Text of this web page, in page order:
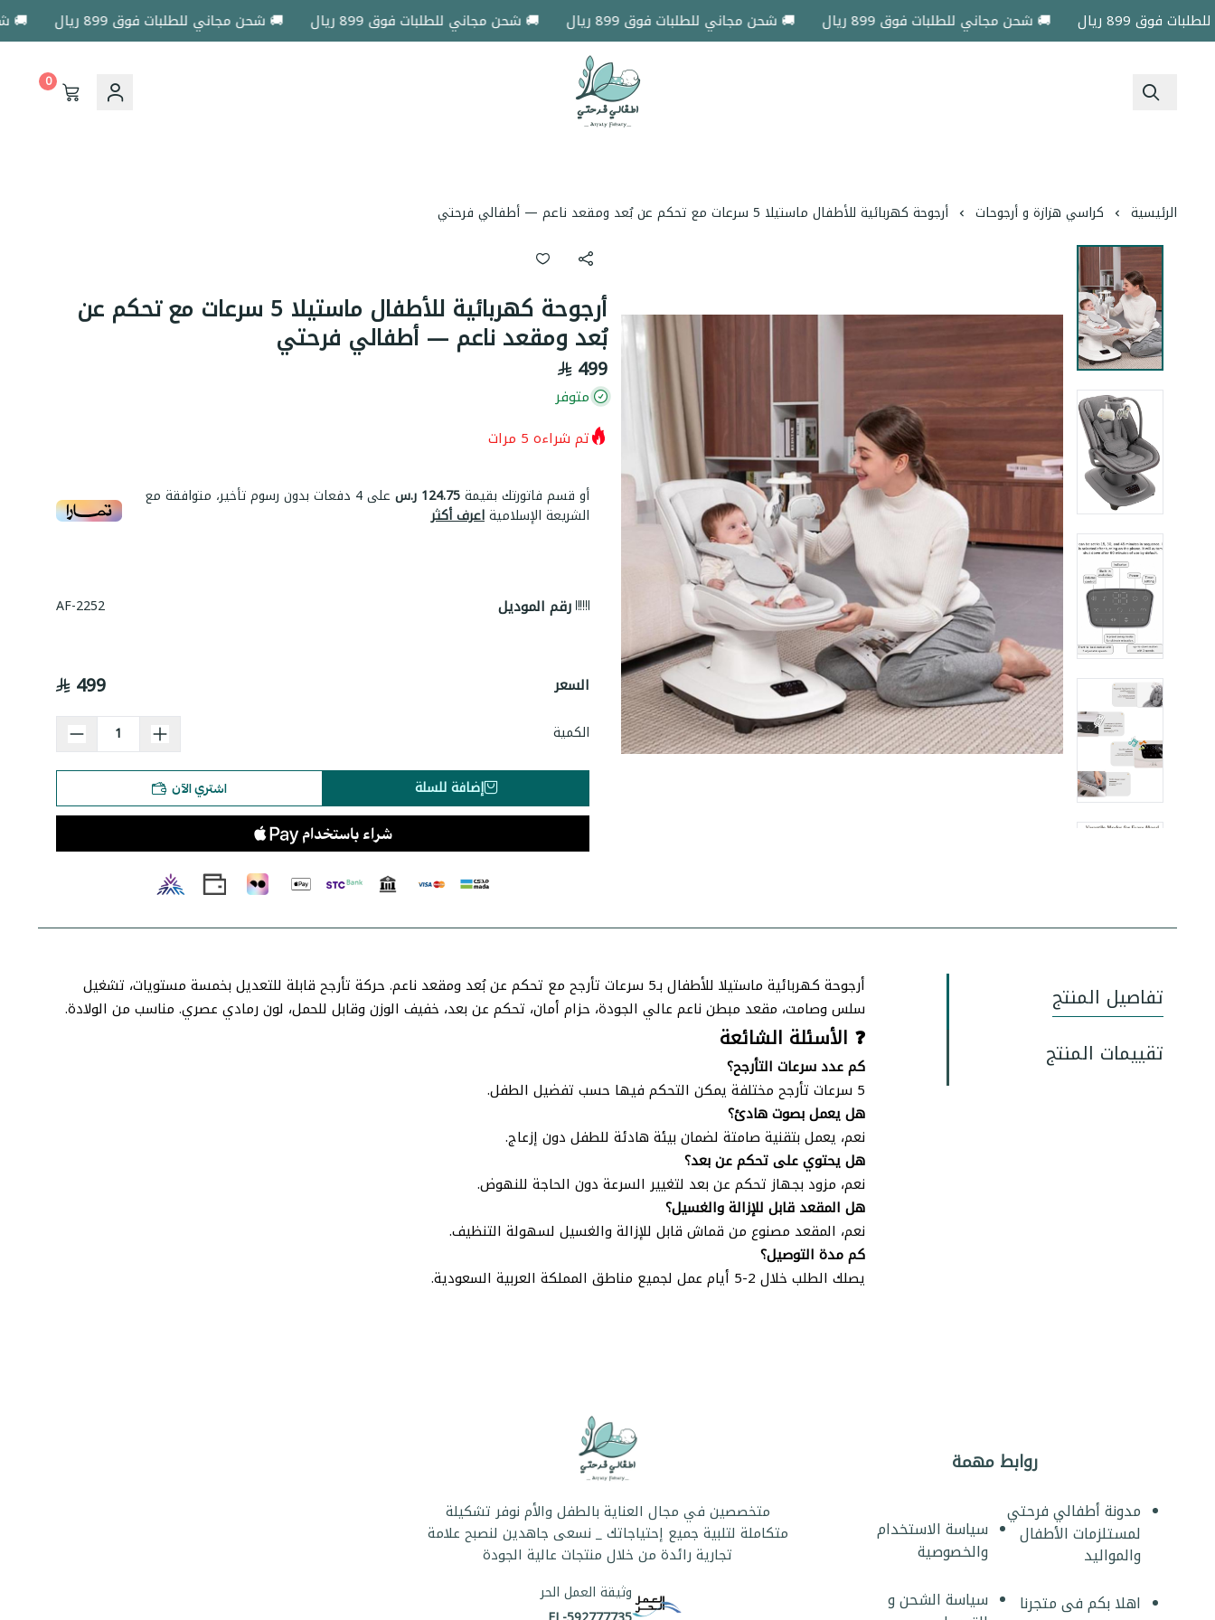
899 ريال 🚚 شحن مجاني للطلبات فوق 899 ريال 🚚 شحن مجاني للطلبات فوق 899 ريال 🚚 شحن مجاني للطلبات فوق 899 ريال 🚚 شحن مجاني للطلبات فوق 899 ريال 🚚 شحن
اطفالي فرحتي
0
الرئيسية كراسي هزازة و أرجوحات أرجوحة كهربائية للأطفال ماستيلا 5 سرعات مع تحكم عن بُعد ومقعد ناعم — أطفالي فرحتي
أرجوحة كهربائية للأطفال ماستيلا 5 سرعات مع تحكم عن
بُعد ومقعد ناعم — أطفالي فرحتي
499
متوفر
تم شراءه 5 مرات
أو قسم فاتورتك بقيمة124.75 ر.س على4 دفعات بدون رسوم تأخير، متوافقة مع
الشريعة الإسلاميةاعرف أكثر
رقم الموديل AF-2252
السعر 499
الكمية
إضافة للسلة اشتري الآن
تفاصيل المنتج
تقييمات المنتج
أرجوحة كهربائية ماستيلا للأطفال بـ5 سرعات تأرجح مع تحكم عن بُعد ومقعد ناعم. حركة تأرجح قابلة للتعديل بخمسة مستويات، تشغيل
سلس وصامت، مقعد مبطن ناعم عالي الجودة، حزام أمان، تحكم عن بعد، خفيف الوزن وقابل للحمل، لون رمادي عصري. مناسب من الولادة.
❓ الأسئلة الشائعة
كم عدد سرعات التأرجح؟
5 سرعات تأرجح مختلفة يمكن التحكم فيها حسب تفضيل الطفل.
هل يعمل بصوت هادئ؟
نعم، يعمل بتقنية صامتة لضمان بيئة هادئة للطفل دون إزعاج.
هل يحتوي على تحكم عن بعد؟
نعم، مزود بجهاز تحكم عن بعد لتغيير السرعة دون الحاجة للنهوض.
هل المقعد قابل للإزالة والغسيل؟
نعم، المقعد مصنوع من قماش قابل للإزالة والغسيل لسهولة التنظيف.
كم مدة التوصيل؟
يصلك الطلب خلال 2-5 أيام عمل لجميع مناطق المملكة العربية السعودية.
روابط مهمة
مدونة أطفالي فرحتي
لمستلزمات الأطفال
والمواليد
اهلا بكم فى متجرنا
سياسة الاستخدام
والخصوصية
سياسة الشحن و
متخصصين في مجال العناية بالطفل والأم نوفر تشكيلة
متكاملة لتلبية جميع إحتياجاتك _ نسعى جاهدين لنصبح علامة
تجارية رائدة من خلال منتجات عالية الجودة
وثيقة العمل الحر